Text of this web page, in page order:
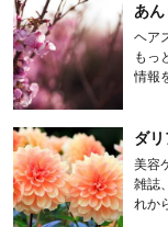
あん
ヘア
もっ
情報
ダリ
美容
雑誌
れか